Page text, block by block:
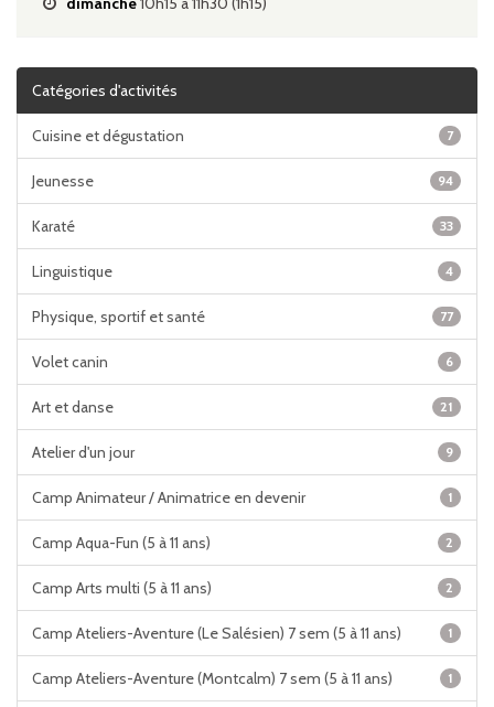
Catégories d'activités
Cuisine et dégustation 7
Jeunesse 94
Karaté 33
Linguistique 4
Physique, sportif et santé 77
Volet canin 6
Art et danse 21
Atelier d'un jour 9
Camp Animateur / Animatrice en devenir 1
Camp Aqua-Fun (5 à 11 ans) 2
Camp Arts multi (5 à 11 ans) 2
Camp Ateliers-Aventure (Le Salésien) 7 sem (5 à 11 ans) 1
Camp Ateliers-Aventure (Montcalm) 7 sem (5 à 11 ans) 1